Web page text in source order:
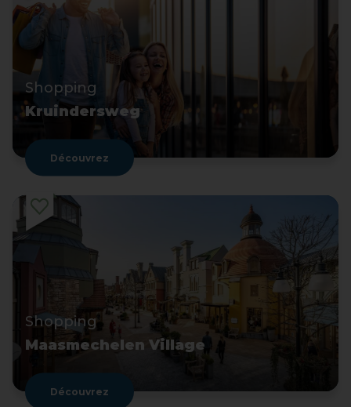
Shopping
Kruindersweg
Découvrez
Shopping
Maasmechelen Village
Découvrez